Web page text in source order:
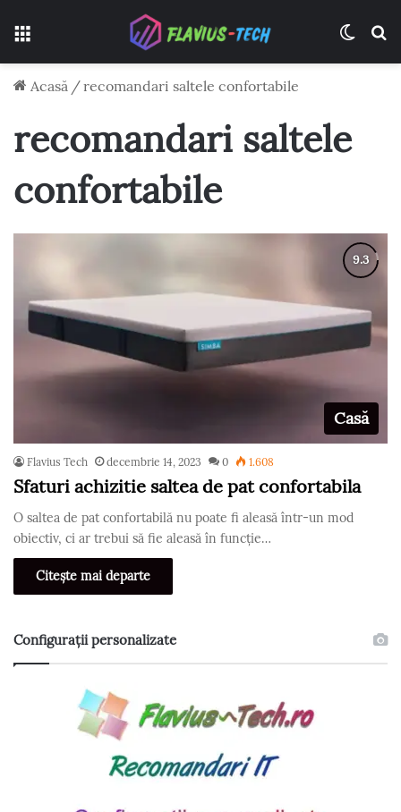
Acasă /recomandari saltele confortabile
recomandari saltele
confortabile
Casă
Flavius Tech decembrie 14, 2023 0 1.608
Sfaturi achizitie saltea de pat confortabila
O saltea de pat confortabilă nu poate fi aleasă într-un mod
obiectiv, ci ar trebui să fie aleasă în funcție…
Citește mai departe
Configurații personalizate